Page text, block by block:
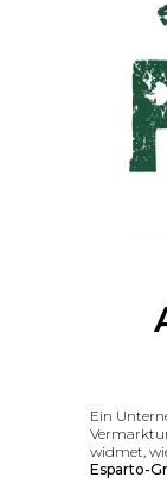
Ein
widmet,
Esparto-